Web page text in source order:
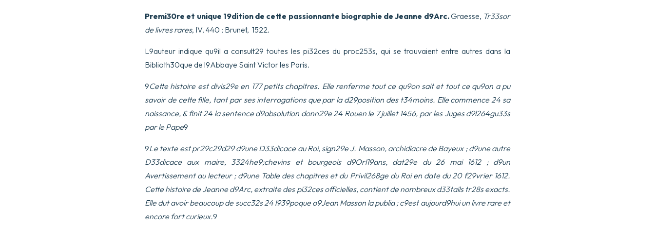
Premi30re et unique 19dition de cette passionnante biographie de Jeanne d9Arc.Graesse, Tr33sor
de livres rares, IV, 440 ; Brunet, 1522.
L9auteur indique qu9il a consult29 toutes les pi32ces du proc253s, qui se trouvaient entre autres dans la
Biblioth30que de l9Abbaye Saint Victor les Paris.
9Cette histoire est divis29e en 177 petits chapitres. Elle renferme tout ce qu9on sait et tout ce qu9on a pu
savoir de cette fille, tant par ses interrogations que par la d29position des t34moins. Elle commence 24 sa
naissance, & finit 24 la sentence d9absolution donn29e 24 Rouen le 7 juillet 1456, par les Juges d9l264gu33s
par le Pape9
9Le texte est pr29c29d29 d9une D33dicace au Roi, sign29e J. Masson, archidiacre de Bayeux ; d9une autre
D33dicace aux maire, 3324he9;chevins et bourgeois d9Orl19ans, dat29e du 26 mai 1612 ; d9un
Avertissement au lecteur ; d9une Table des chapitres et du Privil268ge du Roi en date du 20 f29vrier 1612.
Cette histoire de Jeanne d9Arc, extraite des pi32ces officielles, contient de nombreux d33tails tr28s exacts.
Elle dut avoir beaucoup de succ32s 24 l939poque o9Jean Masson la publia ; c9est aujourd9hui un livre rare et
encore fort curieux.9